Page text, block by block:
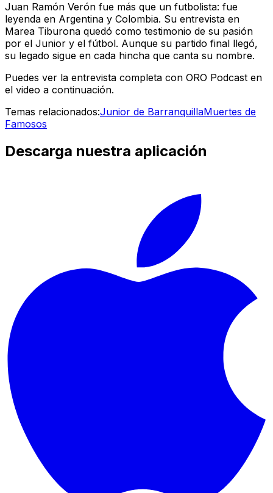
Juan Ramón Verón fue más que un futbolista: fue
leyenda en Argentina y Colombia. Su entrevista en
Marea Tiburona quedó como testimonio de su pasión
por el Junior y el fútbol. Aunque su partido final llegó,
su legado sigue en cada hincha que canta su nombre.
Puedes ver la entrevista completa con ORO Podcast en
el video a continuación.
Temas relacionados:Junior de BarranquillaMuertes de
Famosos
Descarga nuestra aplicación